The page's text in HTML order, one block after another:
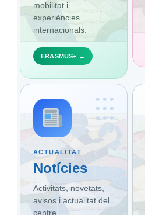
mobilitat i
experiències
internacionals.
ERASMUS+ →
•••
•••
•••
ACTUALITAT
Notícies
Activitats, novetats,
avisos i actualitat del
centre.